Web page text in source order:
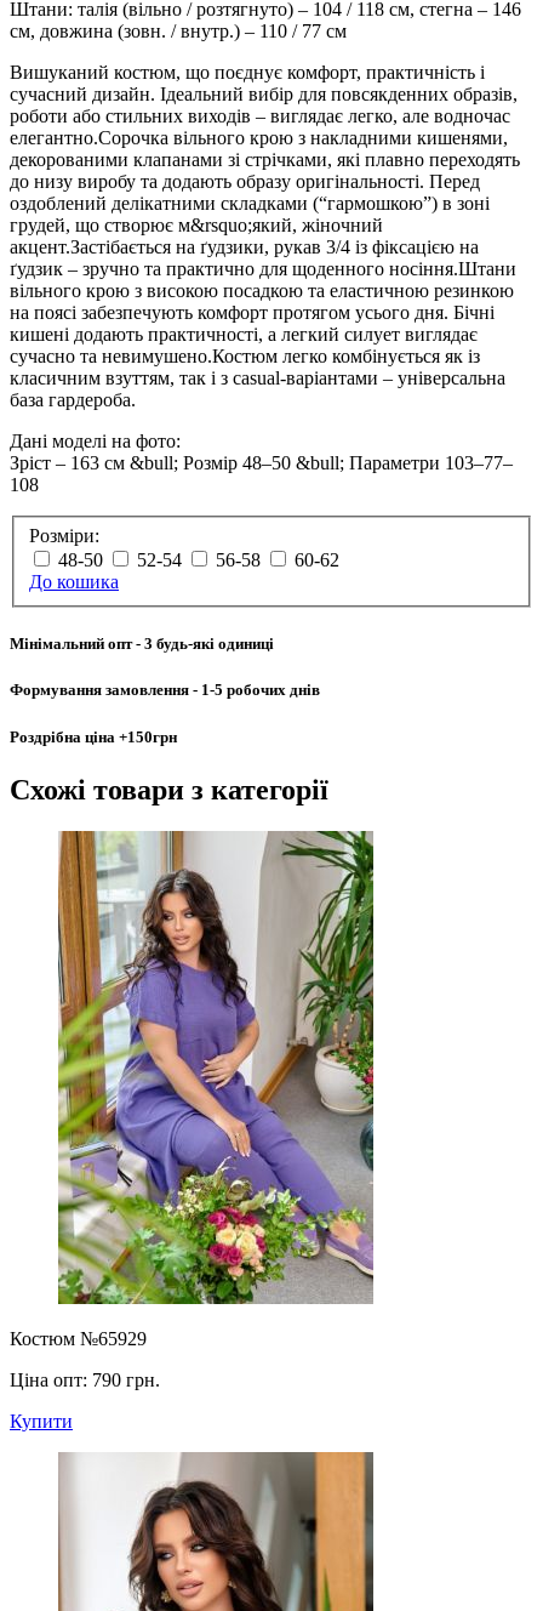
Штани: талія (вільно / розтягнуто) – 104 / 118 см, стегна – 146
см, довжина (зовн. / внутр.) – 110 / 77 см
Вишуканий костюм, що поєднує комфорт, практичність і
сучасний дизайн. Ідеальний вибір для повсякденних образів,
роботи або стильних виходів – виглядає легко, але водночас
елегантно.Сорочка вільного крою з накладними кишенями,
декорованими клапанами зі стрічками, які плавно переходять
до низу виробу та додають образу оригінальності. Перед
оздоблений делікатними складками (“гармошкою”) в зоні
грудей, що створює м&rsquo;який, жіночний
акцент.Застібається на ґудзики, рукав 3/4 із фіксацією на
ґудзик – зручно та практично для щоденного носіння.Штани
вільного крою з високою посадкою та еластичною резинкою
на поясі забезпечують комфорт протягом усього дня. Бічні
кишені додають практичності, а легкий силует виглядає
сучасно та невимушено.Костюм легко комбінується як із
класичним взуттям, так і з casual-варіантами – універсальна
база гардероба.
Дані моделі на фото:
Зріст – 163 см &bull; Розмір 48–50 &bull; Параметри 103–77–
108
Розміри:
48-50
52-54 56-58
60-62
До кошика
Мінімальний опт- 3 будь-які одиниці
Формування замовлення - 1-5 робочих днів
Роздрібна ціна +150грн
Схожі товари з категорії
Костюм №65929
Ціна опт: 790 грн.
Купити